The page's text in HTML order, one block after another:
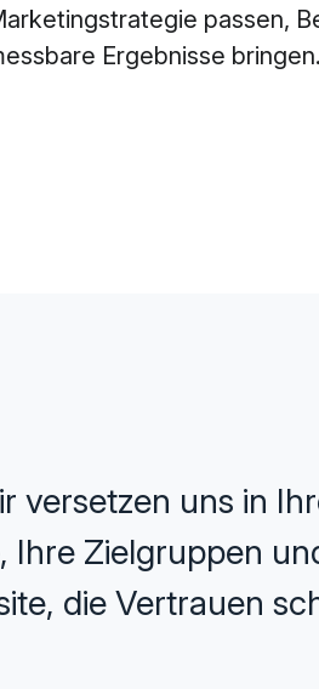
passen,
Ergebnisse bringen.
versetzen uns in
Ihre Zielgruppen
die Vertrauen